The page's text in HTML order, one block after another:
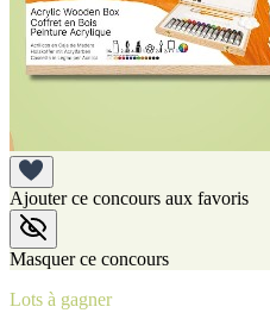
Ajouter ce concours aux favoris
Masquer ce concours
Lots à gagner